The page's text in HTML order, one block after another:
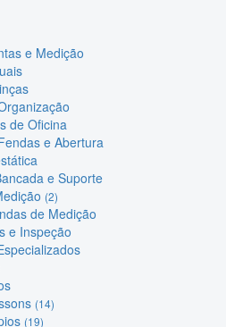
e Medição
de Oficina
e Abertura
e Suporte
(2)
de Medição
e Inspeção
(14)
(19)